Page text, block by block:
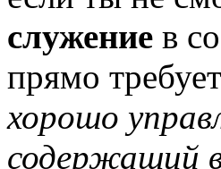
служение в
прямо
хорошо
содержащий